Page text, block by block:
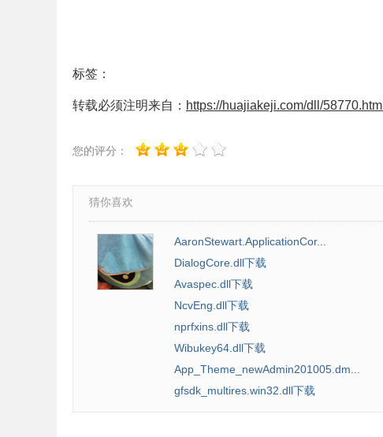
标签：
转载必须注明来自： https://huajiakeji.com/dll/58770.html
您的评分：
猜你喜欢
AaronStewart.ApplicationCor...
DialogCore.dll下载
Avaspec.dll下载
NcvEng.dll下载
nprfxins.dll下载
Wibukey64.dll下载
App_Theme_newAdmin201005.dm...
gfsdk_multires.win32.dll下载